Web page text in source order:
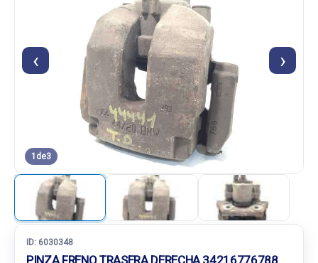
‹ ›
1 de3
ID: 6030348
PINZA FRENO TRASERA DERECHA 34216776788